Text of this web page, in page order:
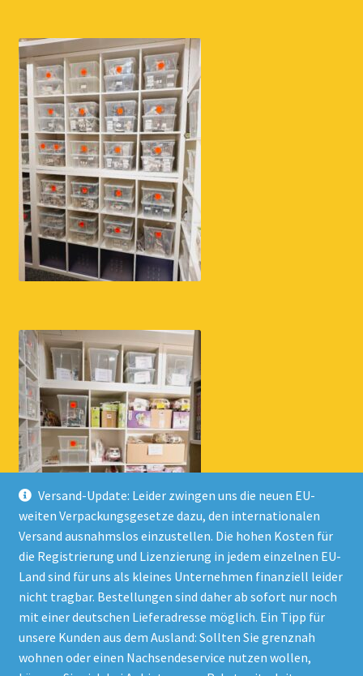
Versand-Update: Leider zwingen uns die neuen EU-
weiten Verpackungsgesetze dazu, den internationalen
Versand ausnahmslos einzustellen. Die hohen Kosten für
die Registrierung und Lizenzierung in jedem einzelnen EU-
Land sind für uns als kleines Unternehmen finanziell leider
nicht tragbar. Bestellungen sind daher ab sofort nur noch
mit einer deutschen Lieferadresse möglich. Ein Tipp für
unsere Kunden aus dem Ausland: Sollten Sie grenznah
wohnen oder einen Nachsendeservice nutzen wollen,
© Onlineshop Kinderlino 2026